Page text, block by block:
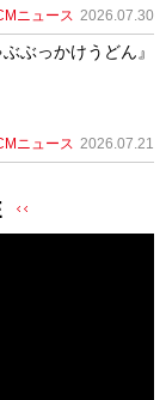
ニュース 2026.07.30
ぶっかけうどん』
ニュース 2026.07.21